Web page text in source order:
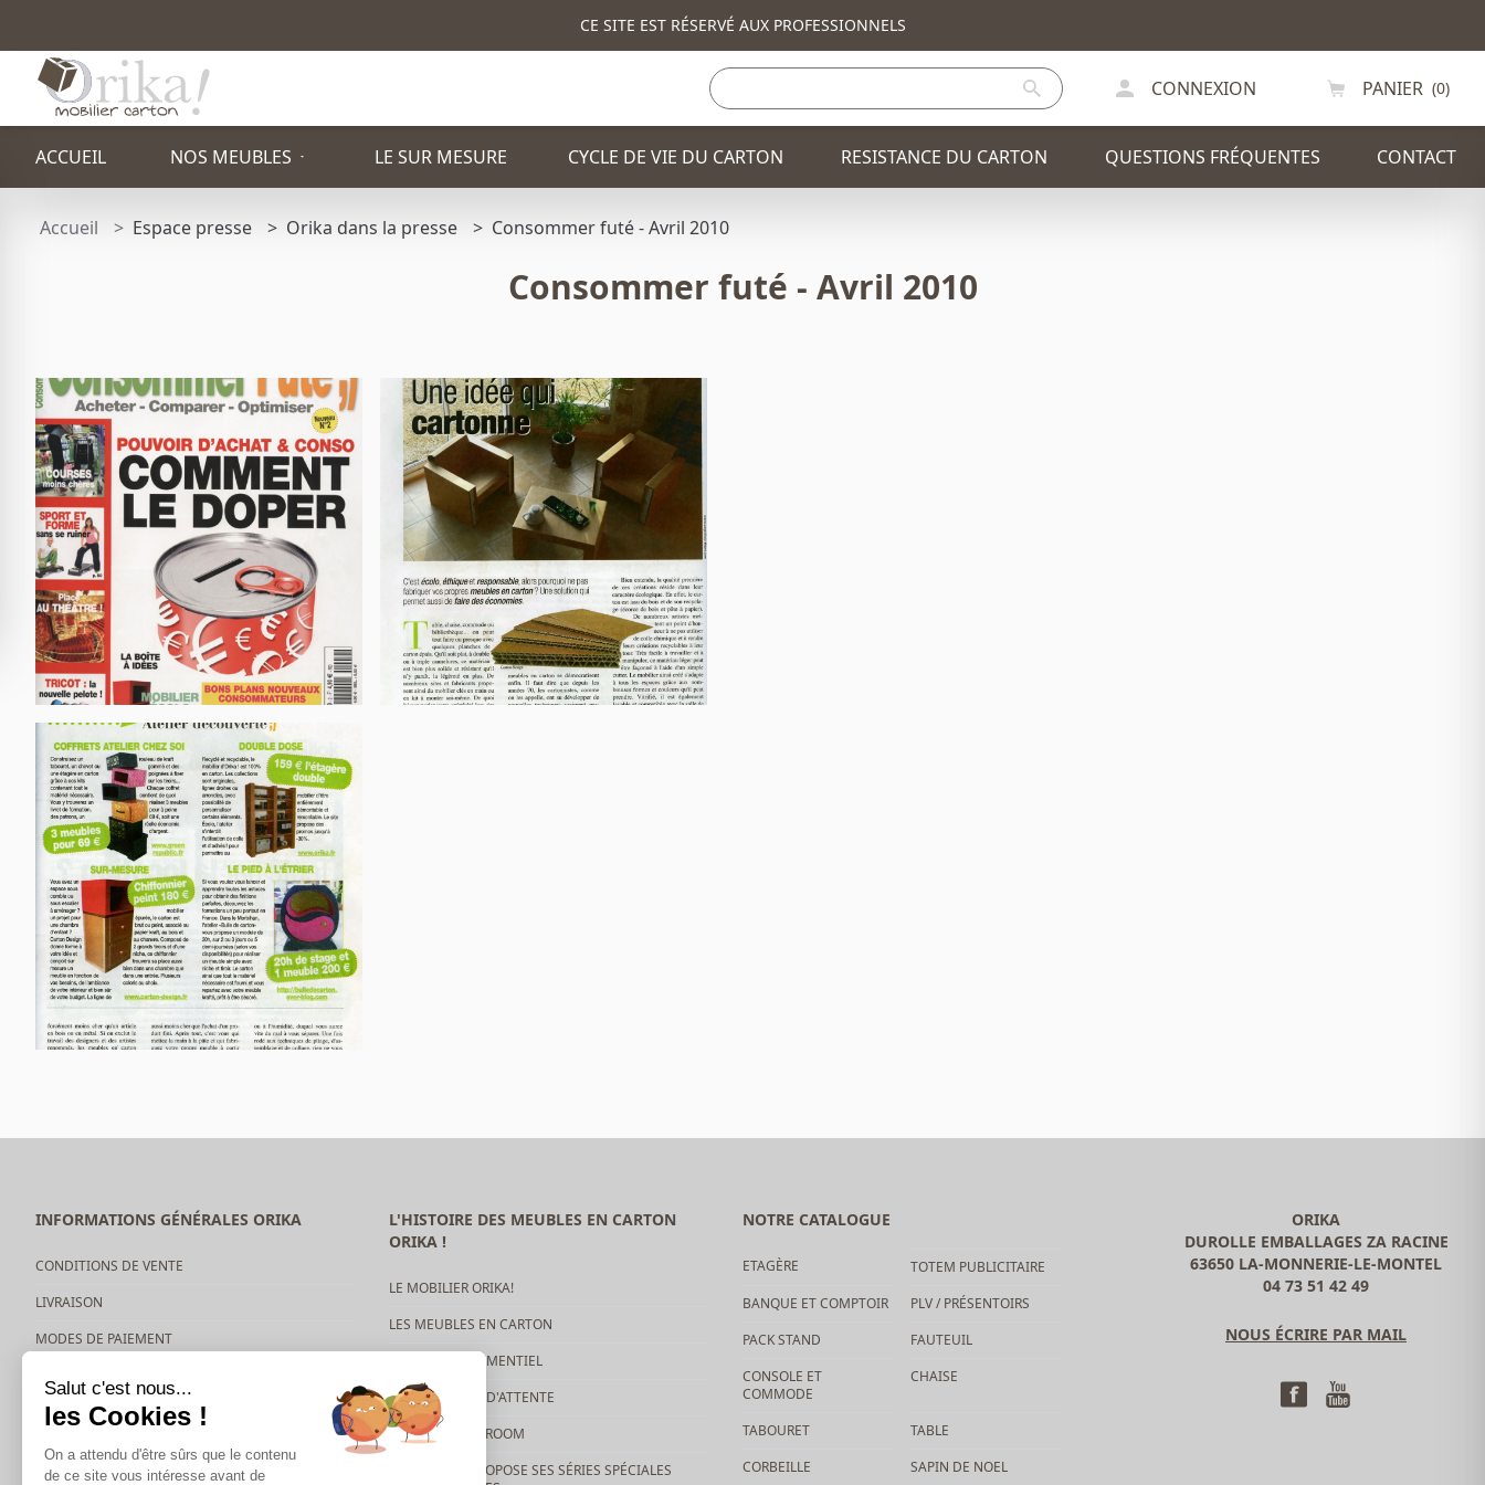
CE SITE EST RÉSERVÉ AUX PROFESSIONNELS
CONNEXION PANIER (0)
ACCUEIL NOS MEUBLES
PAR TYPE
TABLE
BUREAU TABLE HAUTE
OBJETS DECORATION PARAVENT / CLOISON
LE SUR MESURE CYCLE DE VIE DU CARTON RESISTANCE DU CARTON QUESTIONS FRÉQUENTES CONTACT
TOTEM PUBLICITAIRE BANQUE ET COMPTOIR
CONSOLE ET COMMODE
TABLE CORBEILLE
TABLE HAUTE TABLE BASSE
PARAVENT / CLOISON
Accueil Espace presse Orika dans la presse Consommer futé - Avril 2010
Consommer futé - Avril 2010
INFORMATIONS GÉNÉRALES ORIKA
CONDITIONS DE VENTE
LIVRAISON
MODES DE PAIEMENT
L'HISTOIRE DES MEUBLES EN CARTON
ORIKA !
LE MOBILIER ORIKA!
LES MEUBLES EN CARTON
MEUBLE ÉVÈNEMENTIEL
MEUBLE SALLE D'ATTENTE
MEUBLE SHOWROOM
ORIKA VOUS PROPOSE SES SÉRIES SPÉCIALES
NOTRE CATALOGUE
ETAGÈRE
TOTEM PUBLICITAIRE
BANQUE ET COMPTOIR
PLV / PRÉSENTOIRS
PACK STAND
FAUTEUIL
CONSOLE ET
COMMODE
CHAISE
TABOURET
TABLE
CORBEILLE
SAPIN DE NOEL
ORIKA
DUROLLE EMBALLAGES ZA RACINE
63650 LA-MONNERIE-LE-MONTEL
04 73 51 42 49
NOUS ÉCRIRE PAR MAIL
Salut c'est nous...
les Cookies !
On a attendu d'être sûrs que le contenu
de ce site vous intéresse avant de